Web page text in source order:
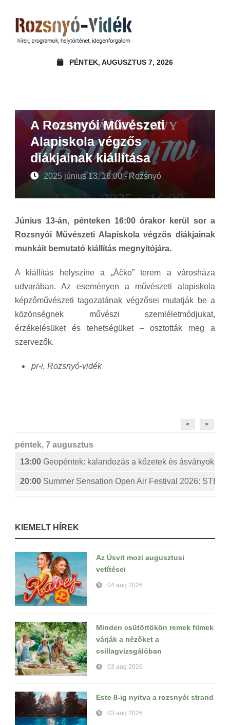
PÉNTEK, AUGUSZTUS 7, 2026
A Rozsnyói Művészeti
Alapiskola végzős
diákjainak kiállítása
2025 június 13. 16:00 - Rozsnyó
Június 13-án, pénteken 16:00 órakor kerül sor a
Rozsnyói Művészeti Alapiskola végzős diákjainak
munkáit bemutató kiállítás megnyitójára.
A kiállítás helyszíne a „Áčko” terem a városháza
udvarában. Az eseményen a művészeti alapiskola
képzőművészeti tagozatának végzősei mutatják be a
közönségnek művészi szemléletmódjukat,
érzékelésüket és tehetségüket – osztották meg a
szervezők.
pr-i, Rozsnyó-vidék
< >
péntek, 7 augusztus
13:00 Geopéntek: kalandozás a kőzetek és ásványok
20:00 Summer Sensation Open Air Festival 2026:
KIEMELT HÍREK
Az Úsvit mozi augusztusi
vetítései
04 aug 2026
Minden csütörtökön remek filmek
várják a nézőket a
csillagvizsgálóban
03 aug 2026
Este 8-ig nyitva a rozsnyói strand
03 aug 2026